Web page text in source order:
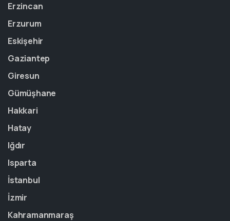
Erzincan
Erzurum
Eskişehir
Gaziantep
Giresun
Gümüşhane
Hakkari
Hatay
Iğdır
Isparta
İstanbul
İzmir
Kahramanmaraş